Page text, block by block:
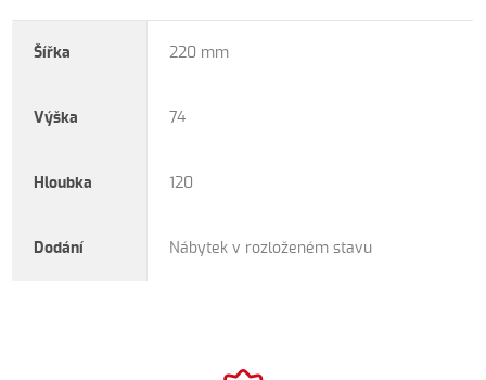
Šířka 220 mm
Výška 74
Hloubka 120
Dodání Nábytek v rozloženém stavu